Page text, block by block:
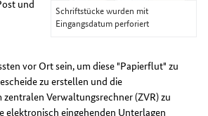
Schriftstücke wurden mit
Eingangsdatum perforiert
und
vor Ort sein, um diese "Papierflut" zu
zu erstellen und die
Verwaltungsrechner (ZVR) zu
elektronisch eingehenden Unterlagen